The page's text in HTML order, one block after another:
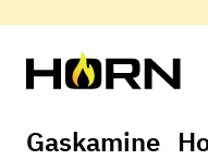
Gaskamine